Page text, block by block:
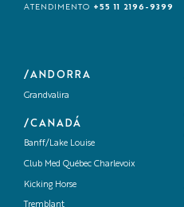
ATENDIMENTO +55 11 2196-9399
/ANDORRA
Grandvalira
/CANADÁ
Banff/Lake Louise
Club Med Québec Charlevoix
Kicking Horse
Tremblant